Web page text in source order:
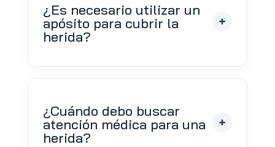
¿Es necesario utilizar un
apósito para cubrir la
herida?
¿Cuándo debo buscar
atención médica para una
herida?